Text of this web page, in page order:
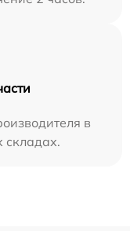
в
складах.